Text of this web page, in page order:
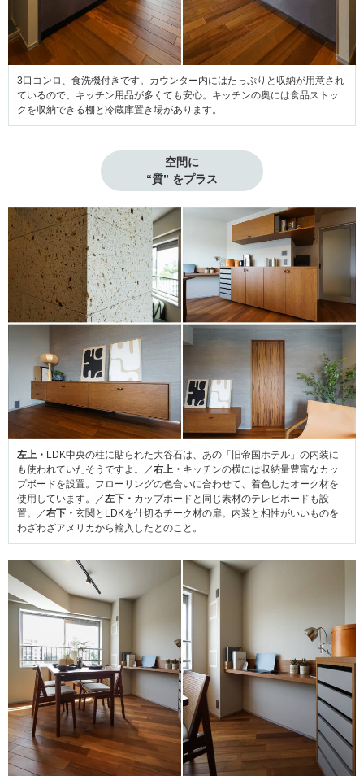
3口コンロ、食洗機付きです。カウンター内にはたっぷりと収納が用意され
ているので、キッチン用品が多くても安心。キッチンの奥には食品ストッ
クを収納できる棚と冷蔵庫置き場があります。
空間に
“質” をプラス
左上・ LDK中央の柱に貼られた大谷石は、あの「旧帝国ホテル」の内装に
も使われていたそうですよ。／右上・ キッチンの横には収納量豊富なカッ
プボードを設置。フローリングの色合いに合わせて、着色したオーク材を
使用しています。／左下・ カップボードと同じ素材のテレビボードも設
置。／右下・ 玄関とLDKを仕切るチーク材の扉。内装と相性がいいものを
わざわざアメリカから輸入したとのこと。